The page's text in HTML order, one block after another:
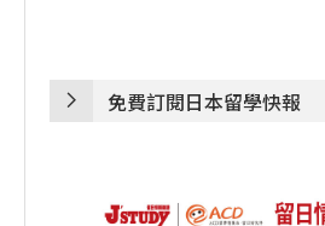
免費訂閱日本留學快報